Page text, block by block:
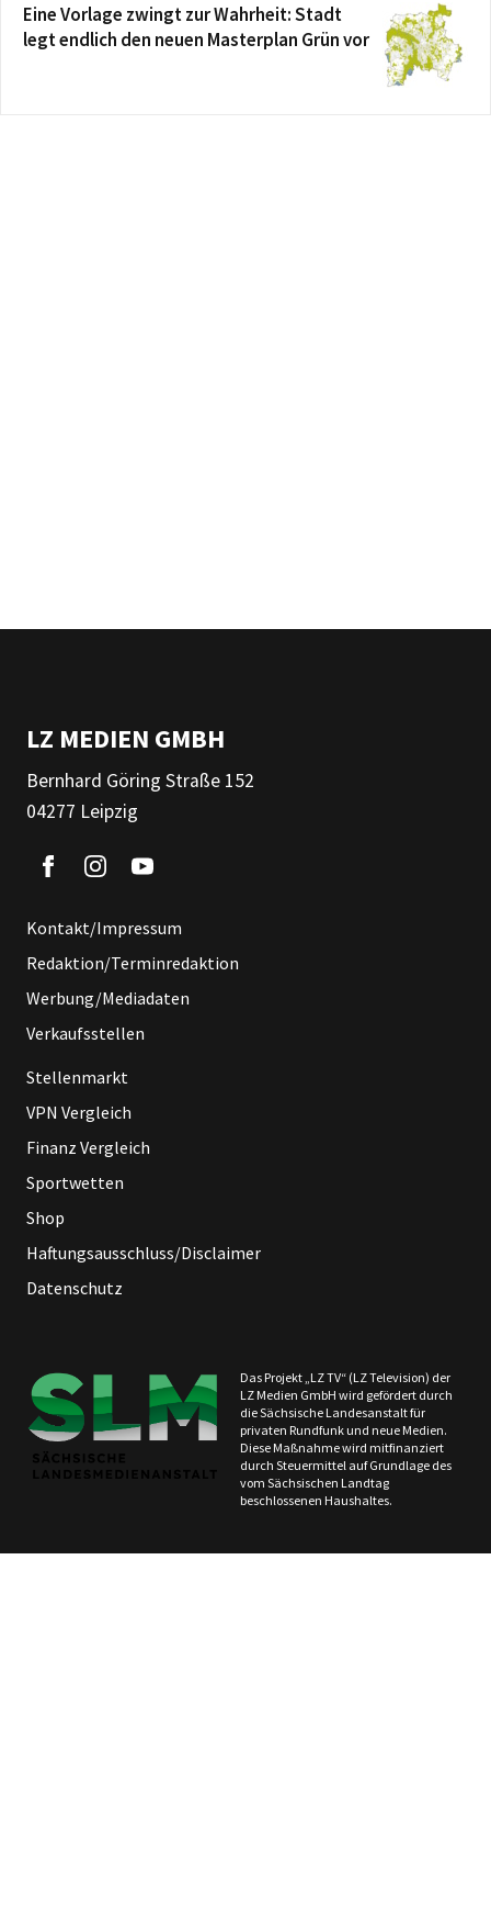
Eine Vorlage zwingt zur Wahrheit: Stadt
legt endlich den neuen Masterplan Grün vor
LZ MEDIEN GMBH
Bernhard Göring Straße 152
04277 Leipzig
Kontakt/Impressum
Redaktion/Terminredaktion
Werbung/Mediadaten
Verkaufsstellen
Stellenmarkt
VPN Vergleich
Finanz Vergleich
Sportwetten
Shop
Haftungsausschluss/Disclaimer
Datenschutz
Das Projekt „LZ TV“ (LZ Television) der
LZ Medien GmbH wird gefördert durch
die Sächsische Landesanstalt für
privaten Rundfunk und neue Medien.
Diese Maßnahme wird mitfinanziert
durch Steuermittel auf Grundlage des
vom Sächsischen Landtag
beschlossenen Haushaltes.